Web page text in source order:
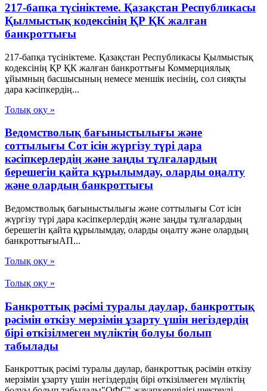
217-бапқа түсініктеме. Қазақстан Республикасы
Қылмыстық кодексінің ҚР ҚК жалған
банкроттығы
217-бапқа түсініктеме. Қазақстан Республикасы Қылмыстық
кодексінің ҚР ҚК жалған банкроттығы Коммерциялық
ұйымның басшысының немесе меншік иесінің, сол сияқты
дара кәсіпкердің...
Толық оқу »
Ведомстволық бағыныстылығы және
соттылығы Сот ісін жүргізу түрі дара
кәсіпкерлердің және заңды тұлғалардың
берешегін қайта құрылымдау, оларды оңалту
және олардың банкроттығы
Ведомстволық бағыныстылығы және соттылығы Сот ісін
жүргізу түрі дара кәсіпкерлердің және заңды тұлғалардың
берешегін қайта құрылымдау, оларды оңалту және олардың
банкроттығыАП...
Толық оқу »
Толық оқу »
Банкроттық рәсімі туралы даулар, банкроттық
рәсімін өткізу мерзімін ұзарту үшін негіздердің
бірі өткізілмеген мүліктің болуы болып
табылады
Банкроттық рәсімі туралы даулар, банкроттық рәсімін өткізу
мерзімін ұзарту үшін негіздердің бірі өткізілмеген мүліктің